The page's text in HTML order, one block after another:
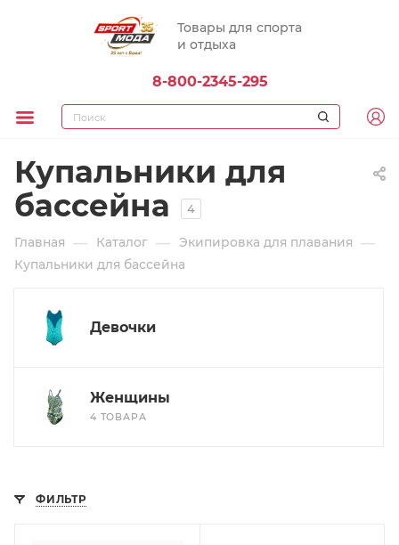
Товары для спорта
и отдыха
8-800-2345-295
Купальники для
бассейна
4
Главная — Каталог — Экипировка для плавания —
Купальники для бассейна
Девочки
Женщины
4 ТОВАРА
ФИЛЬТР